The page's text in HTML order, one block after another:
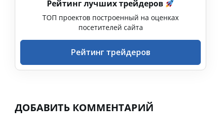
Рейтинг лучших трейдеров
ТОП проектов построенный на оценках
посетителей сайта
Рейтинг трейдеров
ДОБАВИТЬ КОММЕНТАРИЙ